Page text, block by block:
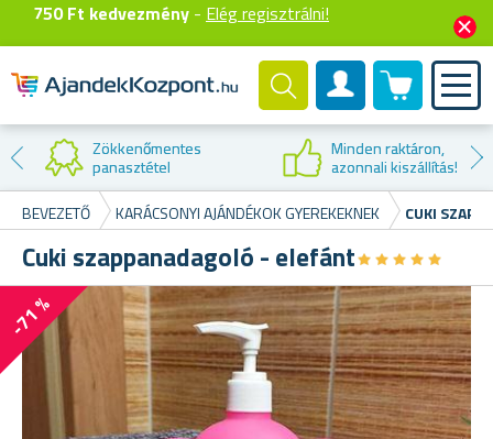
750 Ft kedvezmény - Elég regisztrálni!
Felhasználók fiók
0 termék
Zökkenőmentes
panasztétel
Minden raktáron,
azonnali kiszállítás!
BEVEZETŐ
KARÁCSONYI AJÁNDÉKOK GYEREKEKNEK CUKI
Cuki szappanadagoló - elefánt★★★★★
★★★★★
-71 %